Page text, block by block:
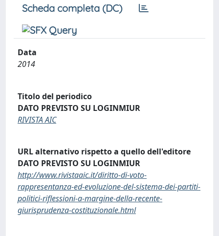
Scheda completa (DC)
Data
2014
Titolo del periodico
DATO PREVISTO SU LOGINMIUR
RIVISTA AIC
URL alternativo rispetto a quello dell'editore
DATO PREVISTO SU LOGINMIUR
http://www.rivistaaic.it/diritto-di-voto-
rappresentanza-ed-evoluzione-del-sistema-dei-partiti-
politici-riflessioni-a-margine-della-recente-
giurisprudenza-costituzionale.html